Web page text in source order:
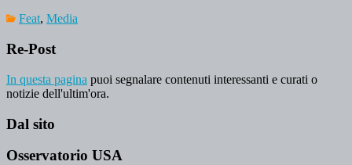
Feat, Media
Re-Post
In questa pagina puoi segnalare contenuti interessanti e curati o
notizie dell'ultim'ora.
Dal sito
Osservatorio USA